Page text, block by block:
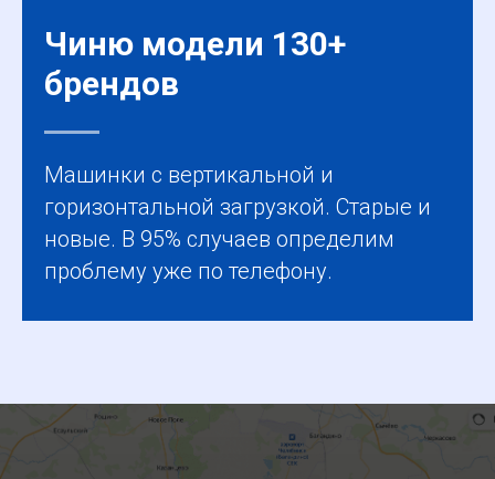
Чиню модели 130+
брендов
Машинки с вертикальной и
горизонтальной загрузкой. Старые и
новые. В 95% случаев определим
проблему уже по телефону.